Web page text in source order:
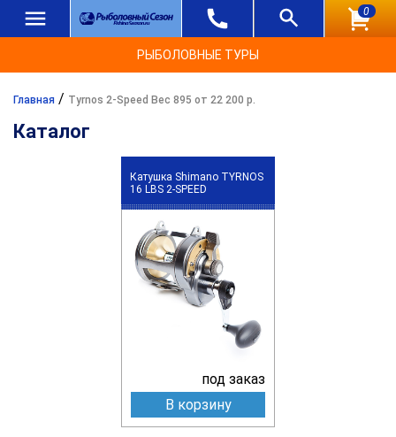
0
РЫБОЛОВНЫЕ ТУРЫ
Главная / Tyrnos 2-Speed Вес 895 от 22 200 р.
Каталог
Катушка Shimano TYRNOS
16 LBS 2-SPEED
под заказ
В корзину